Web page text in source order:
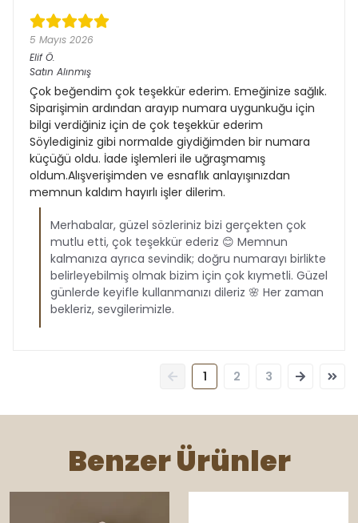
5 Mayıs 2026
Elif Ö.
Satın Alınmış
Çok beğendim çok teşekkür ederim. Emeğinize sağlık.
Siparişimin ardından arayıp numara uygunkuğu için
bilgi verdiğiniz için de çok teşekkür ederim
Söylediginiz gibi normalde giydiğimden bir numara
küçüğü oldu. İade işlemleri ile uğraşmamış
oldum.Alışverişimden ve esnaflık anlayışınızdan
memnun kaldım hayırlı işler dilerim.
Merhabalar, güzel sözleriniz bizi gerçekten çok
mutlu etti, çok teşekkür ederiz 😊 Memnun
kalmanıza ayrıca sevindik; doğru numarayı birlikte
belirleyebilmiş olmak bizim için çok kıymetli. Güzel
günlerde keyifle kullanmanızı dileriz 🌸 Her zaman
bekleriz, sevgilerimizle.
1 2 3
Benzer Ürünler